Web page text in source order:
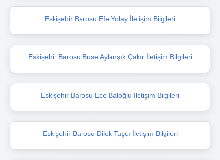
Eskişehir Barosu Efe Yolay İletişim Bilgileri
Eskişehir Barosu Buse Aylanşık Çakır İletişim Bilgileri
Eskişehir Barosu Ece Baloğlu İletişim Bilgileri
Eskişehir Barosu Dilek Taşcı İletişim Bilgileri